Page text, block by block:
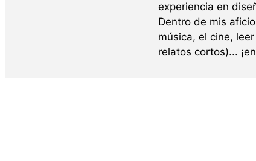
experiencia en
Dentro de mis
música, el cine,
relatos cortos)...